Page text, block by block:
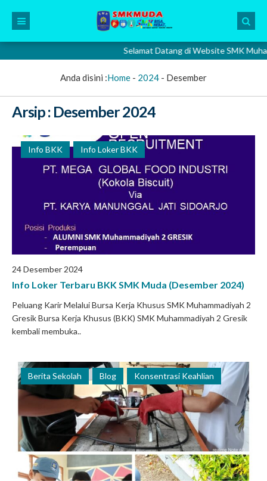
Selamat Datang di Website SMK
Anda disini :Home - 2024 - Desember
Arsip : Desember 2024
Info BKK Info Loker BKK
24 Desember 2024
Info Loker Terbaru BKK SMK Muda (Desember 2024)
Peluang Karir Melalui Bursa Kerja Khusus SMK Muhammadiyah 2
Gresik Bursa Kerja Khusus (BKK) SMK Muhammadiyah 2 Gresik
kembali membuka..
Berita Sekolah Blog Konsentrasi Keahlian